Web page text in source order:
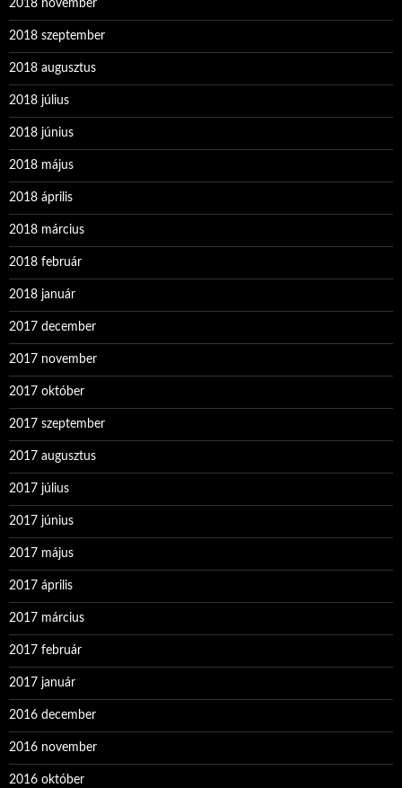
2018 november
2018 szeptember
2018 augusztus
2018 július
2018 június
2018 május
2018 április
2018 március
2018 február
2018 január
2017 december
2017 november
2017 október
2017 szeptember
2017 augusztus
2017 július
2017 június
2017 május
2017 április
2017 március
2017 február
2017 január
2016 december
2016 november
2016 október